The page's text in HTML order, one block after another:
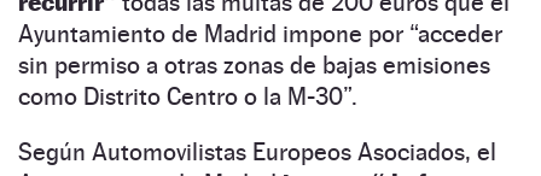
Ayuntamiento de Madrid impone por “acceder
sin permiso a otras zonas de bajas emisiones
como Distrito Centro o la M-30”.
Según Automovilistas Europeos Asociados, el